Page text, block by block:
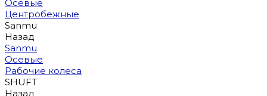
Осевые
Центробежные
Sanmu
Назад
Sanmu
Осевые
Рабочие колеса
SHUFT
Назад